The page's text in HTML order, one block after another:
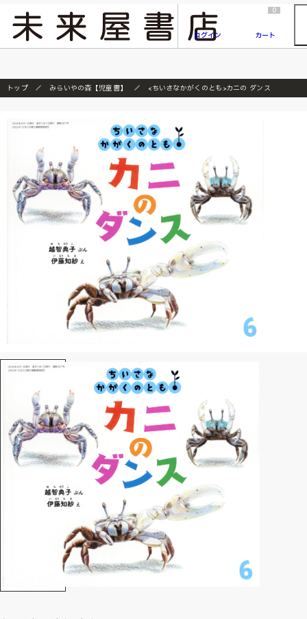
『ONE PIECE magazine 021 ONE PIECEカード付き同梱版』発売延期のご案内
ログイン
0
カート
トップ みらいやの森【児童書】 <ちいさなかがくのとも>カニの ダンス